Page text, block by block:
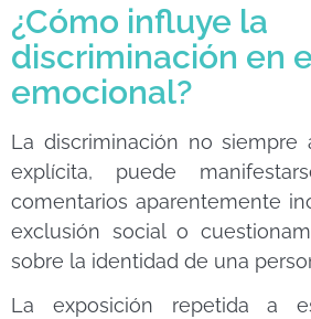
¿Cómo influye la
discriminación en
emocional?
La discriminación no siempre
explícita, puede
comentarios aparentemente
exclusión social o
sobre la identidad de una
La exposición repetida a